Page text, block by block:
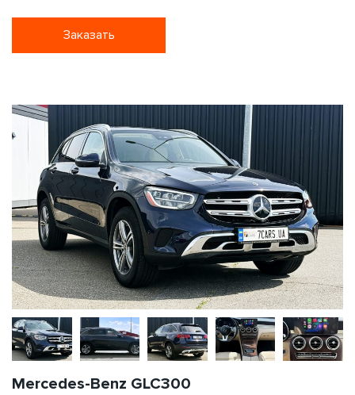
Заказать
Mercedes-Benz GLC300